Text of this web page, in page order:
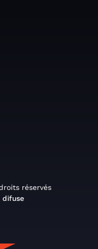
réservés
difuse